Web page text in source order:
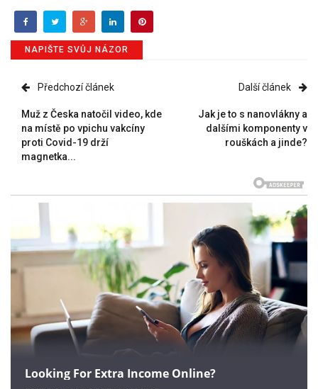
NAPIŠTE SVŮJ NÁZOR
Předchozí článek
Muž z Česka natočil video, kde
na místě po vpichu vakcíny
proti Covid-19 drží
magnetka...
Další článek
Jak je to s nanovlákny a
dalšími komponenty v
rouškách a jinde?